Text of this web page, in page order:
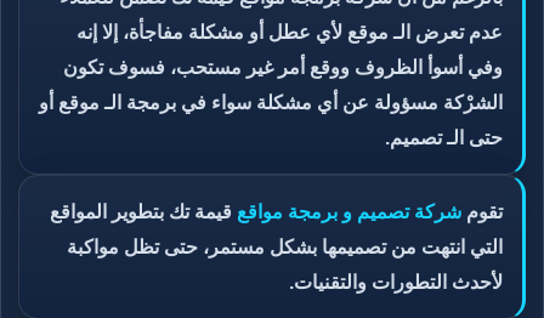
عدم تعرض الـ موقع لأي عطل أو مشكلة مفاجأة، إلا إنه
وفي أسوأ الظروف ووقع أمر غير مستحب، فسوف تكون
الشرْكة مسؤولة عن أي مشكلة سواء في برمجة الـ موقع أو
حتى الـ تصميم.
تقوم شركة تصميم و برمجة مواقع قيمة تك بتطوير المواقع
التي انتهت من تصميمها بشكل مستمر، حتى تظل مواكبة
لأحدث التطورات والتقنيات.